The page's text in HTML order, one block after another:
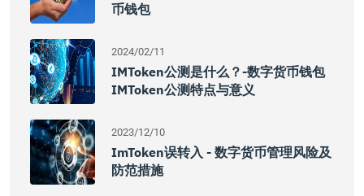
币钱包
2024/02/11
IMToken公测是什么？-数字货币钱包
IMToken公测特点与意义
2023/12/10
ImToken误转入 - 数字货币管理风险及
防范措施